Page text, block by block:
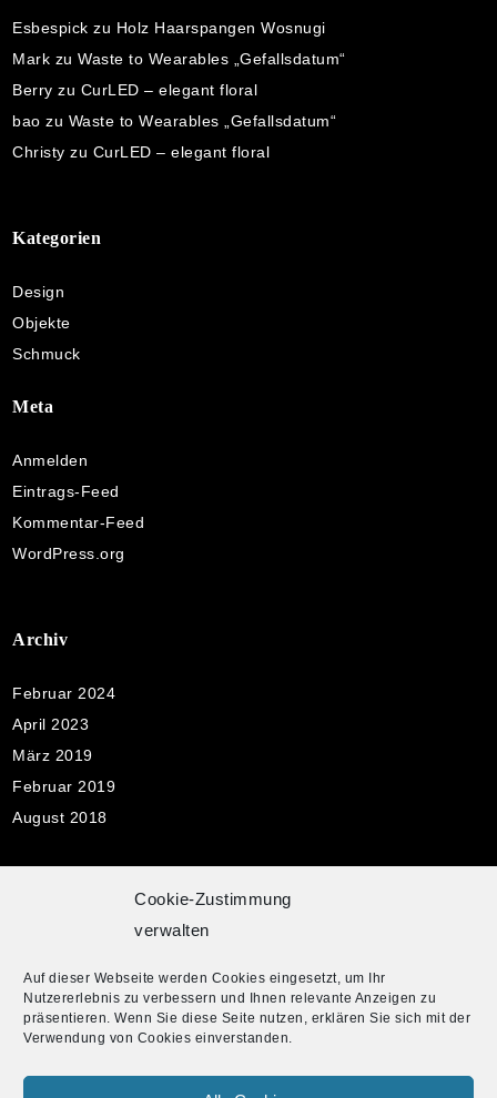
Cookie-Zustimmung
verwalten
Auf dieser Webseite werden Cookies eingesetzt, um Ihr
Nutzererlebnis zu verbessern und Ihnen relevante Anzeigen zu
präsentieren. Wenn Sie diese Seite nutzen, erklären Sie sich mit der
Verwendung von Cookies einverstanden.
Esbespick zu Holz Haarspangen Wosnugi
Mark zuWaste to Wearables „Gefallsdatum“
Berry zu CurLED – elegant floral
bao zu Waste to Wearables „Gefallsdatum“
Christy zu CurLED – elegant floral
Kategorien
Design
Objekte
Schmuck
Meta
Anmelden
Eintrags-Feed
Kommentar-Feed
WordPress.org
Archiv
Februar 2024
April 2023
März 2019
Februar 2019
August 2018
Datenschutzerklärung
Cookie-Richtlinie